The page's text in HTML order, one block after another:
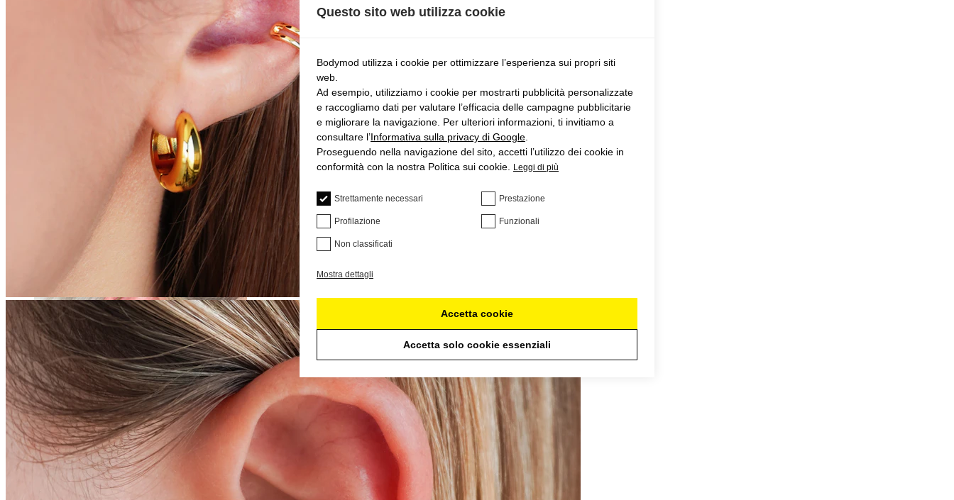
Industrial
Questo sito web utilizza cookie
Bodymod utilizza i cookie per ottimizzare l’esperienza sui propri siti
web.
Ad esempio, utilizziamo i cookie per mostrarti pubblicità personalizzate
e raccogliamo dati per valutare l’efficacia delle campagne pubblicitarie
e migliorare la navigazione. Per ulteriori informazioni, ti invitiamo a
consultare l’Informativa sulla privacy di Google
Proseguendo nella navigazione del sito, accetti l’utilizzo dei cookie in
conformità con la nostra Politica sui cookie.
Leggi di più
Strettamente necessari Prestazione
Profilazione Funzionali
Non classificati
Mostra dettagli
Accetta cookie
Accetta solo cookie essenziali